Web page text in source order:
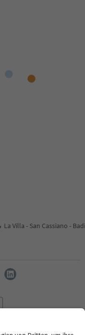
La Villa - San Cassiano -
Privacy Policy